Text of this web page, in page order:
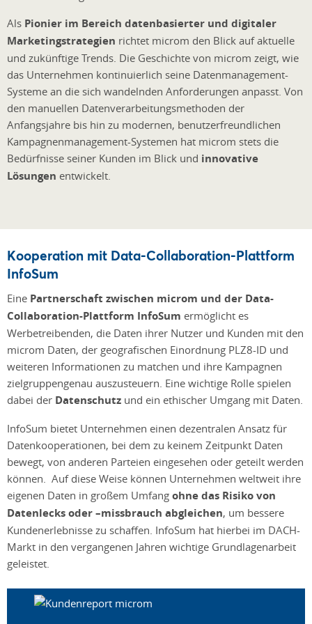
Als Pionier im Bereich datenbasierter und digitaler
Marketingstrategien richtet microm den Blick auf aktuelle
und zukünftige Trends. Die Geschichte von microm zeigt, wie
das Unternehmen kontinuierlich seine Datenmanagement-
Systeme an die sich wandelnden Anforderungen anpasst. Von
den manuellen Datenverarbeitungsmethoden der
Anfangsjahre bis hin zu modernen, benutzerfreundlichen
Kampagnenmanagement-Systemen hat microm stets die
Bedürfnisse seiner Kunden im Blick und innovative
Lösungen entwickelt.
Kooperation mit Data-Collaboration-Plattform
InfoSum
Eine Partnerschaft zwischen microm und der Data-
Collaboration-Plattform InfoSum ermöglicht es
Werbetreibenden, die Daten ihrer Nutzer und Kunden mit den
microm Daten, der geografischen Einordnung PLZ8-ID und
weiteren Informationen zu matchen und ihre Kampagnen
zielgruppengenau auszusteuern. Eine wichtige Rolle spielen
dabei der Datenschutz und ein ethischer Umgang mit Daten.
InfoSum bietet Unternehmen einen dezentralen Ansatz für
Datenkooperationen, bei dem zu keinem Zeitpunkt Daten
bewegt, von anderen Parteien eingesehen oder geteilt werden
können. Auf diese Weise können Unternehmen weltweit ihre
eigenen Daten in großem Umfang ohne das Risiko von
Datenlecks oder –missbrauch abgleichen, um bessere
Kundenerlebnisse zu schaffen. InfoSum hat hierbei im DACH-
Markt in den vergangenen Jahren wichtige Grundlagenarbeit
geleistet.